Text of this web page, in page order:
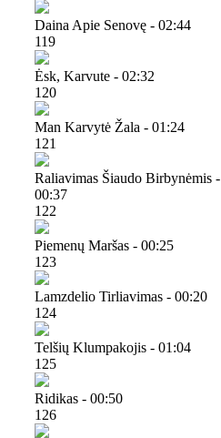
Daina Apie Senovę - 02:44
119
Ėsk, Karvute - 02:32
120
Man Karvytė Žala - 01:24
121
Raliavimas Šiaudo Birbynėmis -
00:37
122
Piemenų Maršas - 00:25
123
Lamzdelio Tirliavimas - 00:20
124
Telšių Klumpakojis - 01:04
125
Ridikas - 00:50
126